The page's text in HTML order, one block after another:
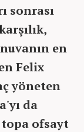
sonrası
en
Felix
yöneten
da
ofsayt